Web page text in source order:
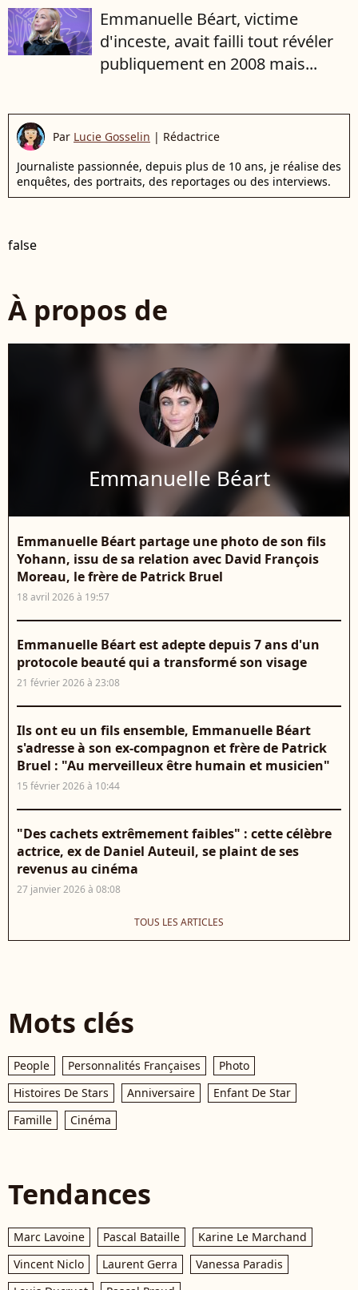
Emmanuelle Béart, victime
d'inceste, avait failli tout révéler
publiquement en 2008 mais...
Par Lucie Gosselin | Rédactrice
Journaliste passionnée, depuis plus de 10 ans, je réalise des
enquêtes, des portraits, des reportages ou des interviews.
false
À propos de
Emmanuelle Béart
Emmanuelle Béart partage une photo de son fils
Yohann, issu de sa relation avec David François
Moreau, le frère de Patrick Bruel
18 avril 2026 à 19:57
Emmanuelle Béart est adepte depuis 7 ans d'un
protocole beauté qui a transformé son visage
21 février 2026 à 23:08
Ils ont eu un fils ensemble, Emmanuelle Béart
s'adresse à son ex-compagnon et frère de Patrick
Bruel : "Au merveilleux être humain et musicien"
15 février 2026 à 10:44
"Des cachets extrêmement faibles" : cette célèbre
actrice, ex de Daniel Auteuil, se plaint de ses
revenus au cinéma
27 janvier 2026 à 08:08
TOUS LES ARTICLES
Mots clés
People Personnalités Françaises
Photo
Histoires De Stars
Anniversaire
Enfant De Star
Famille
Cinéma
Tendances
Marc Lavoine Pascal Bataille
Karine Le Marchand
Vincent Niclo
Laurent Gerra
Vanessa Paradis